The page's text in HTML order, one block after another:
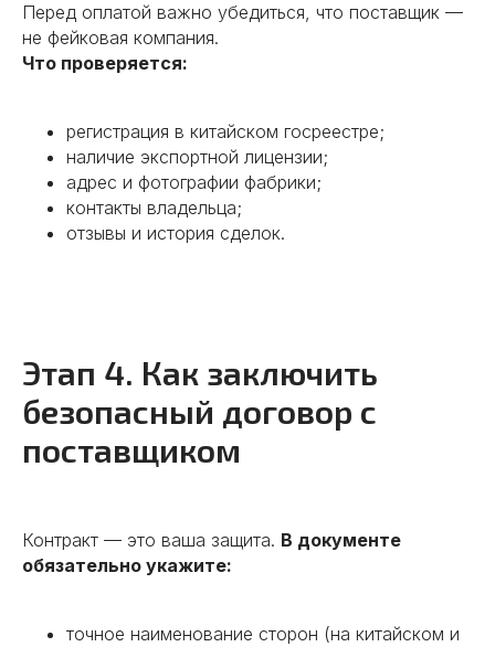
Перед оплатой важно убедиться, что поставщик —
не фейковая компания.
Что проверяется:
регистрация в китайском госреестре;
наличие экспортной лицензии;
адрес и фотографии фабрики;
контакты владельца;
отзывы и история сделок.
Этап 4. Как заключить
безопасный договор с
поставщиком
Контракт — это ваша защита. В документе
обязательно укажите:
точное наименование сторон (на китайском и